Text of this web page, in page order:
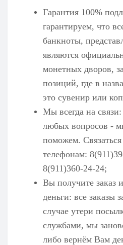
Гарантия 100%
гарантируем, что
банкноты,
являются
монетных дворов,
позиций, где в
это сувенир или
Мы всегда на
любых вопросов -
поможем.
телефонам:
8(911)360-24-24;
Вы получите заказ
деньги: все заказы
случае утери
службами, мы
либо вернём Вам